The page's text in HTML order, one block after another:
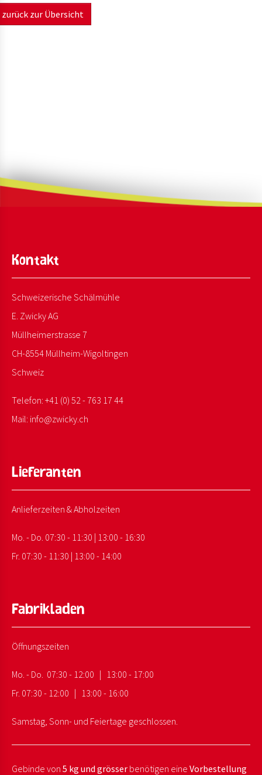
zurück zur Übersicht
Kontakt
Schweizerische Schälmühle
E. Zwicky AG
Müllheimerstrasse 7
CH-8554 Müllheim-Wigoltingen
Schweiz
Telefon: +41 (0) 52 - 763 17 44
Mail: info@zwicky. ch
Lieferanten
Anlieferzeiten & Abholzeiten
Mo. - Do. 07:30 - 11:30 | 13:00 - 16:30
Fr. 07:30 - 11:30 | 13:00 - 14:00
Fabrikladen
Öffnungszeiten
Mo. - Do. 07:30 - 12:00 | 13:00 - 17:00
Fr. 07:30 - 12:00 | 13:00 - 16:00
Samstag, Sonn- und Feiertage geschlossen.
Gebinde von 5 kg und grösser benötigen eine Vorbestellung